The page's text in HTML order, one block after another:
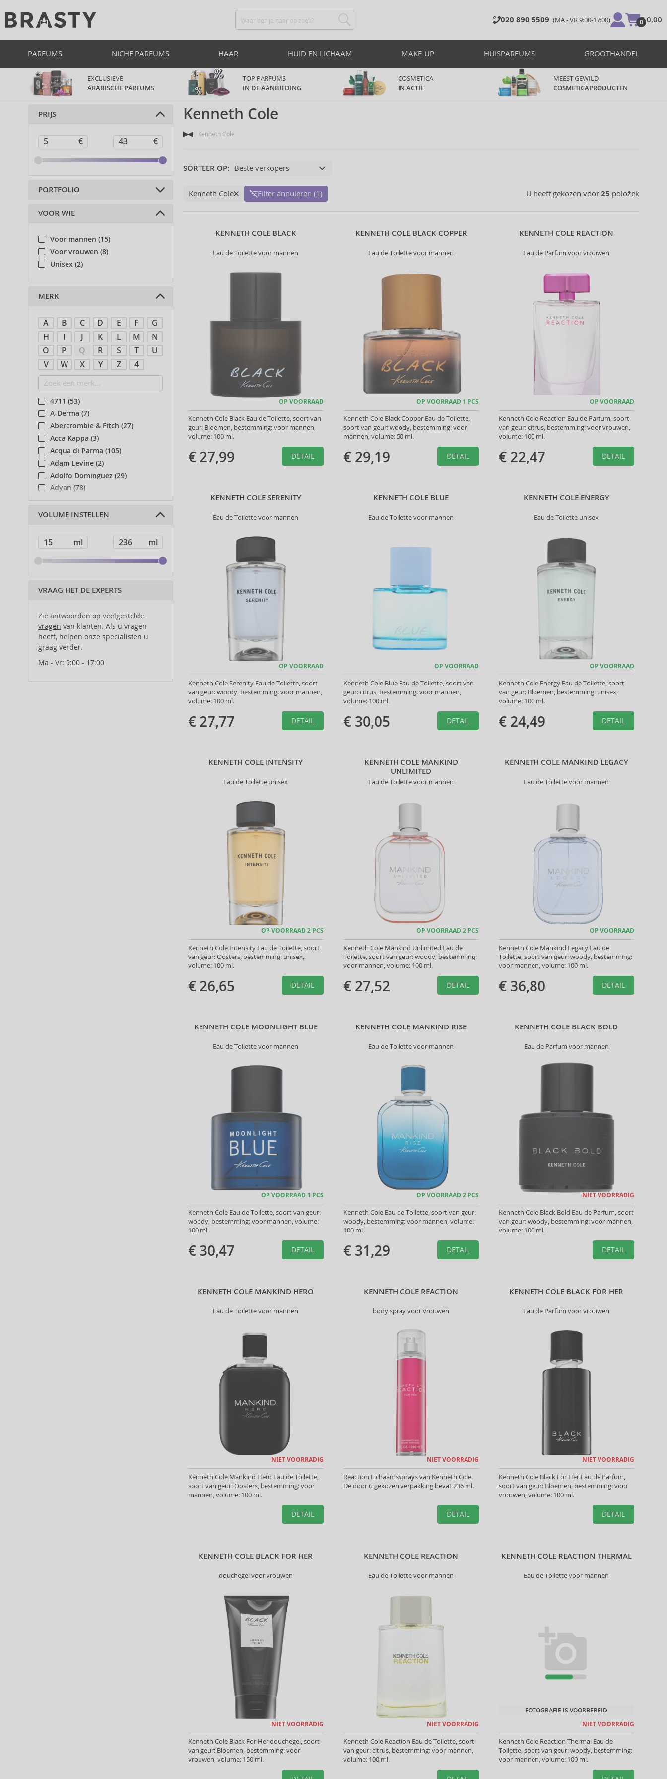
020 890 5509 (MA - VR 9:00-17:00) 0
€ 0,00
PARFUMS NICHE PARFUMS HAAR HUID EN LICHAAM MAKE-UP HUISPARFUMS GROOTHANDEL
EXCLUSIEVE
ARABISCHE PARFUMS
TOP PARFUMS
IN DE AANBIEDING
COSMETICA
IN ACTIE
MEEST GEWILD
COSMETICAPRODUCTEN
Kenneth Cole
Kenneth Cole
SORTEER OP:
U heeft gekozen voor 25 položek
Kenneth Cole Filter annuleren (1)
KENNETH COLE BLACK
Eau de Toilette voor mannen
OP VOORRAAD
Kenneth Cole Black Eau de Toilette, soort van
geur: Bloemen, bestemming: voor mannen,
volume: 100 ml.
€ 27,99 DETAIL
KENNETH COLE BLACK COPPER
Eau de Toilette voor mannen
OP VOORRAAD 1 PCS
Kenneth Cole Black Copper Eau de Toilette,
soort van geur: woody, bestemming: voor
mannen, volume: 50 ml.
€ 29,19 DETAIL
KENNETH COLE REACTION
Eau de Parfum voor vrouwen
OP VOORRAAD
Kenneth Cole Reaction Eau de Parfum, soort
van geur: citrus, bestemming: voor vrouwen,
volume: 100 ml.
€ 22,47 DETAIL
KENNETH COLE SERENITY
Eau de Toilette voor mannen
OP VOORRAAD
Kenneth Cole Serenity Eau de Toilette, soort
van geur: woody, bestemming: voor mannen,
volume: 100 ml.
€ 27,77 DETAIL
KENNETH COLE BLUE
Eau de Toilette voor mannen
OP VOORRAAD
Kenneth Cole Blue Eau de Toilette, soort van
geur: citrus, bestemming: voor mannen,
volume: 100 ml.
€ 30,05 DETAIL
KENNETH COLE ENERGY
Eau de Toilette unisex
OP VOORRAAD
Kenneth Cole Energy Eau de Toilette, soort
van geur: Bloemen, bestemming: unisex,
volume: 100 ml.
€ 24,49 DETAIL
KENNETH COLE INTENSITY
Eau de Toilette unisex
OP VOORRAAD 2 PCS
Kenneth Cole Intensity Eau de Toilette, soort
van geur: Oosters, bestemming: unisex,
volume: 100 ml.
€ 26,65 DETAIL
KENNETH COLE MANKIND
UNLIMITED
Eau de Toilette voor mannen
OP VOORRAAD 2 PCS
Kenneth Cole Mankind Unlimited Eau de
Toilette, soort van geur: woody, bestemming:
voor mannen, volume: 100 ml.
€ 27,52 DETAIL
KENNETH COLE MANKIND LEGACY
Eau de Toilette voor mannen
OP VOORRAAD
Kenneth Cole Mankind Legacy Eau de
Toilette, soort van geur: woody, bestemming:
voor mannen, volume: 100 ml.
€ 36,80 DETAIL
KENNETH COLE MOONLIGHT BLUE
Eau de Toilette voor mannen
OP VOORRAAD 1 PCS
Kenneth Cole Eau de Toilette, soort van geur:
woody, bestemming: voor mannen, volume:
100 ml.
€ 30,47 DETAIL
KENNETH COLE MANKIND RISE
Eau de Toilette voor mannen
OP VOORRAAD 2 PCS
Kenneth Cole Eau de Toilette, soort van geur:
woody, bestemming: voor mannen, volume:
100 ml.
€ 31,29 DETAIL
KENNETH COLE BLACK BOLD
Eau de Parfum voor mannen
NIET VOORRADIG
Kenneth Cole Black Bold Eau de Parfum, soort
van geur: woody, bestemming: voor mannen,
volume: 100 ml.
DETAIL
KENNETH COLE MANKIND HERO
Eau de Toilette voor mannen
NIET VOORRADIG
Kenneth Cole Mankind Hero Eau de Toilette,
soort van geur: Oosters, bestemming: voor
mannen, volume: 100 ml.
DETAIL
KENNETH COLE REACTION
body spray voor vrouwen
NIET VOORRADIG
Reaction Lichaamssprays van Kenneth Cole.
De door u gekozen verpakking bevat 236 ml.
DETAIL
KENNETH COLE BLACK FOR HER
Eau de Parfum voor vrouwen
NIET VOORRADIG
Kenneth Cole Black For Her Eau de Parfum,
soort van geur: Bloemen, bestemming: voor
vrouwen, volume: 100 ml.
DETAIL
KENNETH COLE BLACK FOR HER
douchegel voor vrouwen
NIET VOORRADIG
Kenneth Cole Black For Her douchegel, soort
van geur: Bloemen, bestemming: voor
vrouwen, volume: 150 ml.
KENNETH COLE REACTION
Eau de Toilette voor mannen
NIET VOORRADIG
Kenneth Cole Reaction Eau de Toilette, soort
van geur: citrus, bestemming: voor mannen,
volume: 100 ml.
KENNETH COLE REACTION THERMAL
Eau de Toilette voor mannen
FOTOGRAFIE IS VOORBEREID
NIET VOORRADIG
Kenneth Cole Reaction Thermal Eau de
Toilette, soort van geur: woody, bestemming:
voor mannen, volume: 100 ml.
PRIJS
PORTFOLIO
Parfums (25)
VOOR WIE
Voor mannen (15)
Voor vrouwen (8)
Unisex (2)
MERK
A B C D E F
G
H
I J K L M
N
O
P Q R S T
U
V
W X Y Z 4
4711 (53)
A-Derma (7)
Abercrombie & Fitch (27)
Acca Kappa (3)
Acqua di Parma (105)
Adam Levine (2)
Adolfo Dominguez (29)
Adyan (78)
Affinage (1)
Afnan (83)
Ahava (49)
Aigner (41)
Ajmal (87)
Al Haramain (178)
Al Wataniah (79)
Alcina (156)
Alexander McQueen (2)
Alexandre.J (31)
Alfaparf Milano (175)
Alfred Sung (7)
VOLUME INSTELLEN
VRAAG HET DE EXPERTS
Zie antwoorden op veelgestelde
vragen van klanten. Als u vragen
heeft, helpen onze specialisten u
graag verder.
Ma - Vr: 9:00 - 17:00